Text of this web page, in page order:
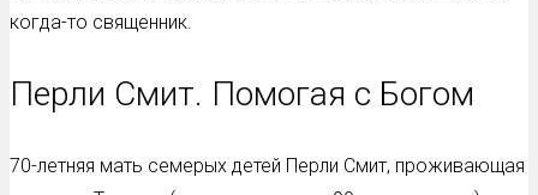
когда-то священник.
Перли Смит. Помогая с Богом
70-летняя мать семерых детей Перли Смит, проживающая